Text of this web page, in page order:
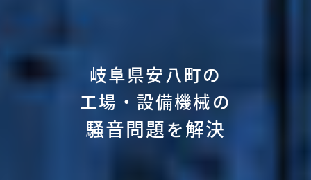
岐阜県安八町の
工場・設備機械の
騒音問題を解決